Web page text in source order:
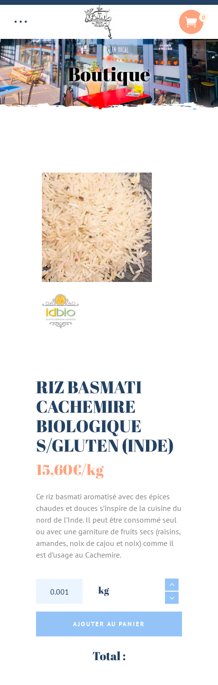
0
Boutique
RIZ BASMATI
CACHEMIRE
BIOLOGIQUE
S/GLUTEN (INDE)
15,60€/kg
Ce riz basmati aromatisé avec des épices
chaudes et douces s’inspire de la cuisine du
nord de l’Inde. Il peut être consommé seul
ou avec une garniture de fruits secs (raisins,
amandes, noix de cajou et noix) comme il
est d’usage au Cachemire.
RIZ BASMATI CACHEMIRE BIOLOGIQUE S/
kg
AJOUTER AU PANIER
Total :